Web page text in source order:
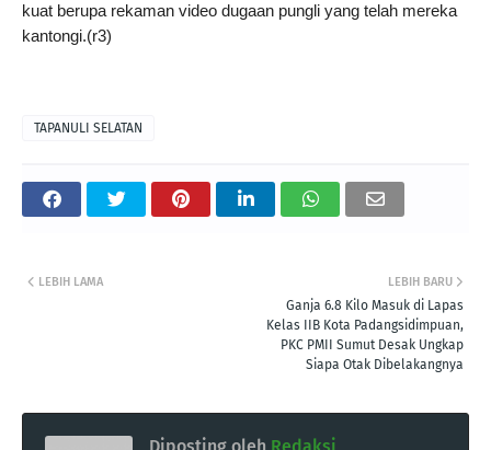
kuat berupa rekaman video dugaan pungli yang telah mereka
kantongi.(r3)
TAPANULI SELATAN
LEBIH BARU
Ganja 6.8 Kilo Masuk di Lapas
Kelas IIB Kota Padangsidimpuan,
PKC PMII Sumut Desak Ungkap
Siapa Otak Dibelakangnya
LEBIH LAMA